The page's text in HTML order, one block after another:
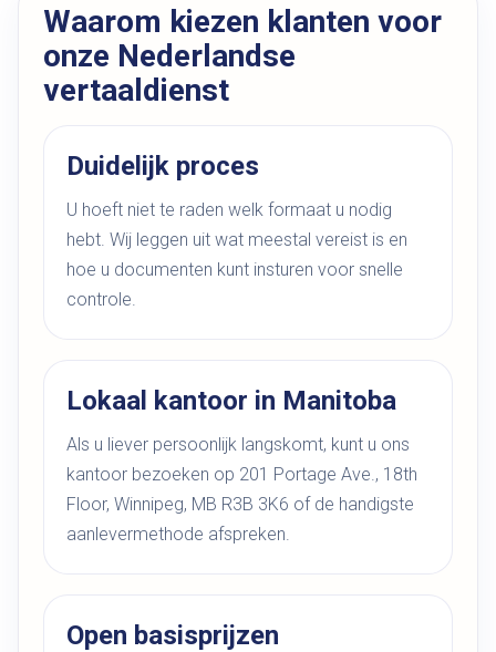
Waarom kiezen klanten voor
onze Nederlandse
vertaaldienst
Duidelijk proces
U hoeft niet te raden welk formaat u nodig
hebt. Wij leggen uit wat meestal vereist is en
hoe u documenten kunt insturen voor snelle
controle.
Lokaal kantoor in Manitoba
Als u liever persoonlijk langskomt, kunt u ons
kantoor bezoeken op 201 Portage Ave., 18th
Floor, Winnipeg, MB R3B 3K6 of de handigste
aanlevermethode afspreken.
Open basisprijzen